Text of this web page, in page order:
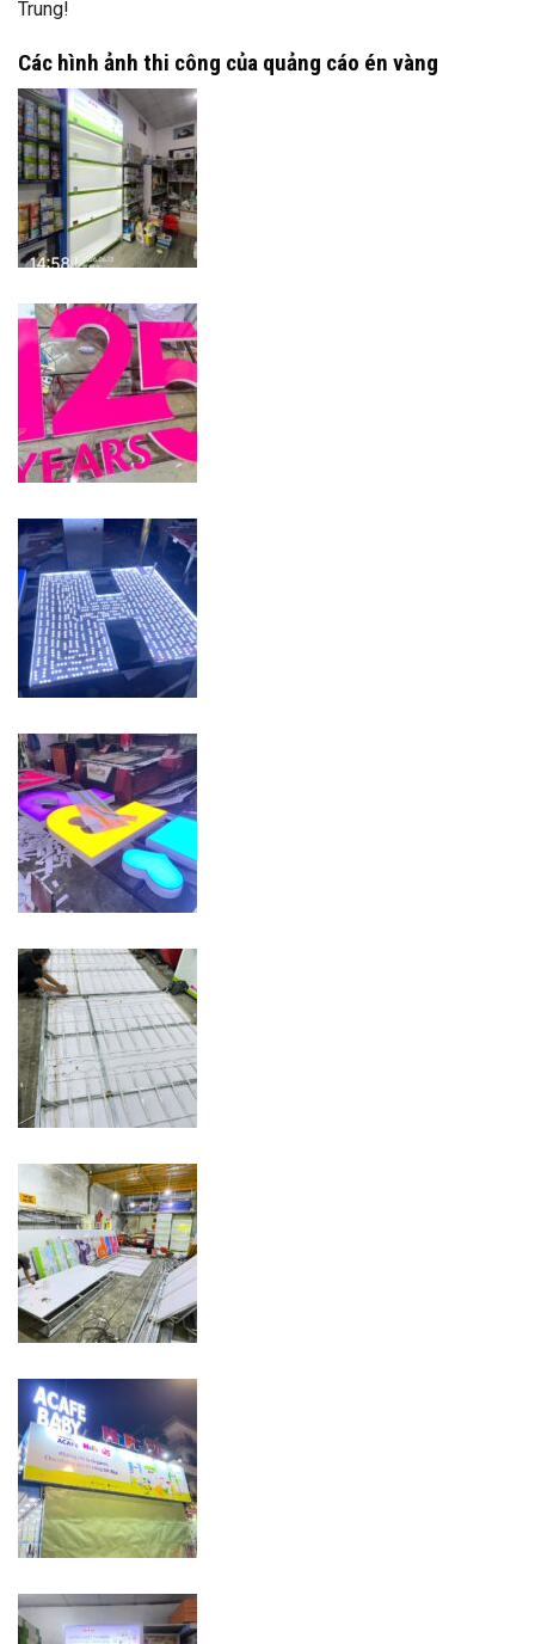
Trung!
Các hình ảnh thi công của quảng cáo én vàng